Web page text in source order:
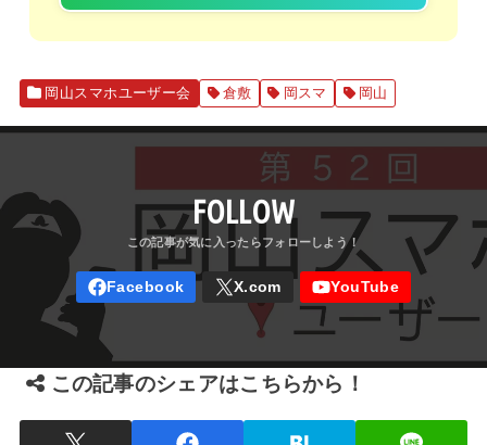
岡山スマホユーザー会 倉敷 岡スマ 岡山
FOLLOW
この記事のシェアはこちらから！